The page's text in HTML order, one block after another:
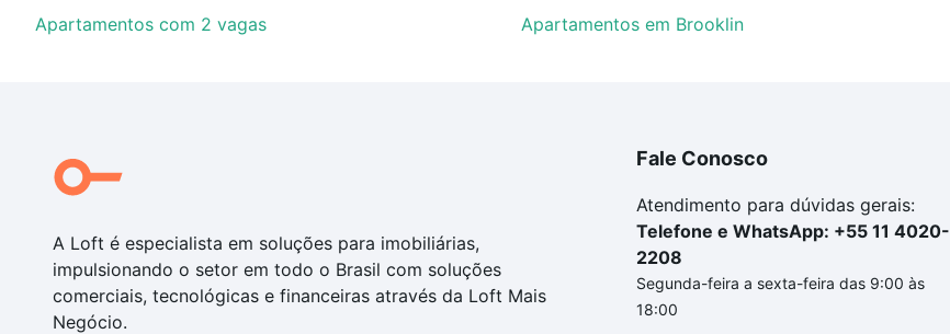
Apartamentos com 2 vagas
Apartamentos em Brooklin
A Loft é especialista em soluções para imobiliárias,
impulsionando o setor em todo o Brasil com soluções
comerciais, tecnológicas e financeiras através da Loft Mais
Negócio.
Fale Conosco
Atendimento para dúvidas gerais:
Telefone e WhatsApp: +55 11 4020-
2208
Segunda-feira a sexta-feira das 9:00 às
18:00